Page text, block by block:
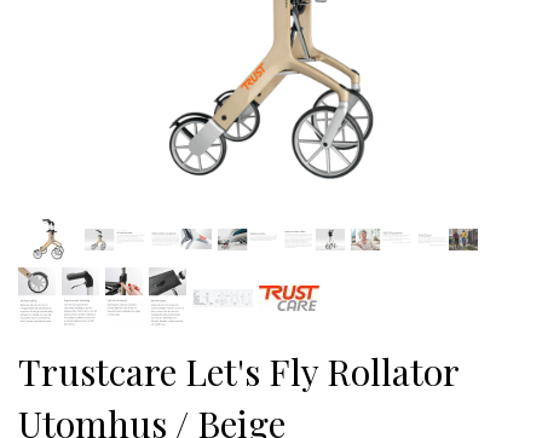
Trustcare Let's Fly Rollator
Utomhus / Beige